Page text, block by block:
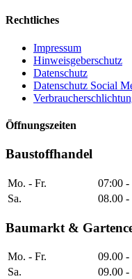
Rechtliches
Impressum
Hinweisgeberschutz
Datenschutz
Datenschutz Social
Öffnungszeiten
Baustoffhandel
Mo. - Fr.
07:00
Sa.
08.00
Baumarkt &
Mo. - Fr.
09.00
Sa.
09.00